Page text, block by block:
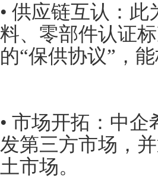
• 供应链互认：
料、零部件认证
的“保供协议”，
• 市场开拓：中
发第三方市场，
土市场。